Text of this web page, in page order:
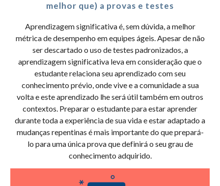
melhor que) a provas e testes
Aprendizagem significativa é, sem dúvida, a melhor
métrica de desempenho em equipes ágeis. Apesar de não
ser descartado o uso de testes padronizados, a
aprendizagem significativa leva em consideração que o
estudante relaciona seu aprendizado com seu
conhecimento prévio, onde vive e a comunidade a sua
volta e este aprendizado lhe será útil também em outros
contextos. Preparar o estudante para estar aprender
durante toda a experiência de sua vida e estar adaptado a
mudanças repentinas é mais importante do que prepará-
lo para uma única prova que definirá o seu grau de
conhecimento adquirido.